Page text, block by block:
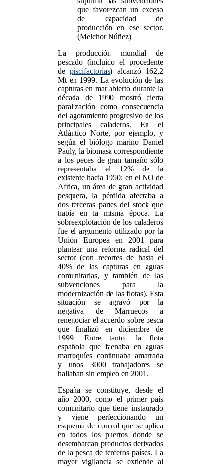
que favorezcan un exceso
de capacidad de
producción en ese sector.
(Melchor Núñez)
La producción mundial de
pescado (incluido el procedente
depiscifactorías) alcanzó 162,2
Mt en 1999. La evolución de las
capturas en mar abierto durante la
década de 1990 mostró cierta
paralización como consecuencia
del agotamiento progresivo de los
principales caladeros. En el
Atlántico Norte, por ejemplo, y
según el biólogo marino Daniel
Pauly, la biomasa correspondiente
a los peces de gran tamaño sólo
representaba el 12% de la
existente hacia 1950; en el NO de
Africa, un área de gran actividad
pesquera, la pérdida afectaba a
dos terceras partes del stock que
había en la misma época. La
sobreexplotación de los caladeros
fue el argumento utilizado por la
Unión Europea en 2001 para
plantear una reforma radical del
sector (con recortes de hasta el
40% de las capturas en aguas
comunitarias, y también de las
subvenciones para la
modernización de las flotas). Esta
situación se agravó por la
negativa de Marruecos a
renegociar el acuerdo sobre pesca
que finalizó en diciembre de
1999. Entre tanto, la flota
española que faenaba en aguas
marroquíes continuaba amarrada
y unos 3000 trabajadores se
hallaban sin empleo en 2001.
España se constituye, desde el
año 2000, como el primer país
comunitario que tiene instaurado
y viene perfeccionando un
esquema de control que se aplica
en todos los puertos donde se
desembarcan productos derivados
de la pesca de terceros países. La
mayor vigilancia se extiende al